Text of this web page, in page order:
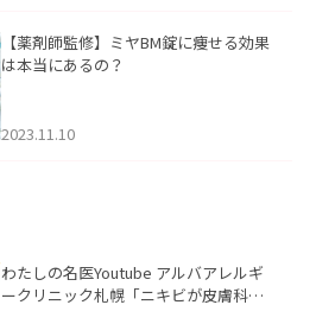
【薬剤師監修】ミヤBM錠に痩せる効果
は本当にあるの？
2023.11.10
わたしの名医Youtube アルバアレルギ
ークリニック札幌「ニキビが皮膚科で